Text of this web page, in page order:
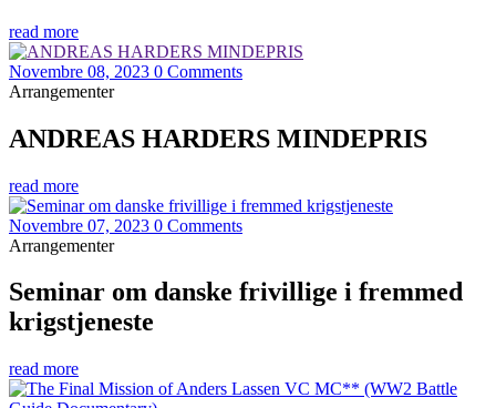
read more
Novembre 08, 2023 0 Comments
Arrangementer
ANDREAS HARDERS MINDEPRIS
read more
Novembre 07, 2023 0 Comments
Arrangementer
Seminar om danske frivillige i fremmed
krigstjeneste
read more